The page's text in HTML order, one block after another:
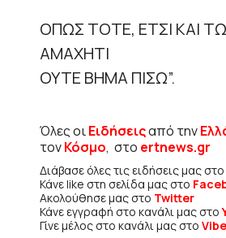
ΟΠΩΣ ΤΟΤΕ, ΕΤΣΙ ΚΑΙ
ΑΜΑΧΗΤΙ
ΟΥΤΕ ΒΗΜΑ ΠΙΣΩ”.
Όλες οιΕιδήσειςαπό την
τονΚόσμο, στο ertnews.gr
Διάβασε όλες τις ειδήσεις μας στο
Κάνε like στη σελίδα μας στο
Ακολούθησε μας στο Twitter
Κάνε εγγραφή στο κανάλι μας στο
Γίνε μέλος στο κανάλι μας στο